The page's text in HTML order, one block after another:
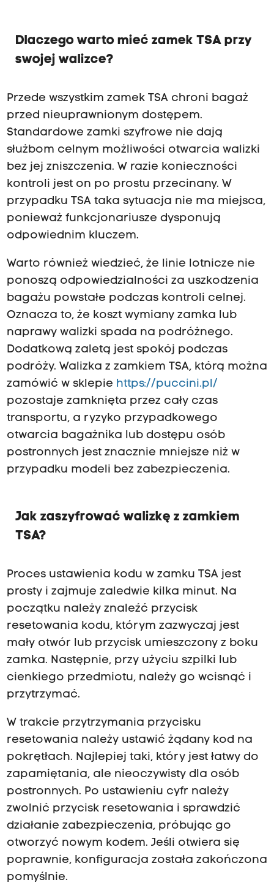
Dlaczego warto mieć zamek TSA przy
swojej walizce?
Przede wszystkim zamek TSA chroni bagaż
przed nieuprawnionym dostępem.
Standardowe zamki szyfrowe nie dają
służbom celnym możliwości otwarcia walizki
bez jej zniszczenia. W razie konieczności
kontroli jest on po prostu przecinany. W
przypadku TSA taka sytuacja nie ma miejsca,
ponieważ funkcjonariusze dysponują
odpowiednim kluczem.
Warto również wiedzieć, że linie lotnicze nie
ponoszą odpowiedzialności za uszkodzenia
bagażu powstałe podczas kontroli celnej.
Oznacza to, że koszt wymiany zamka lub
naprawy walizki spada na podróżnego.
Dodatkową zaletą jest spokój podczas
podróży. Walizka z zamkiem TSA, którą można
zamówić w sklepie https://puccini.pl/
pozostaje zamknięta przez cały czas
transportu, a ryzyko przypadkowego
otwarcia bagażnika lub dostępu osób
postronnych jest znacznie mniejsze niż w
przypadku modeli bez zabezpieczenia.
Jak zaszyfrować walizkę z zamkiem
TSA?
Proces ustawienia kodu w zamku TSA jest
prosty i zajmuje zaledwie kilka minut. Na
początku należy znaleźć przycisk
resetowania kodu, którym zazwyczaj jest
mały otwór lub przycisk umieszczony z boku
zamka. Następnie, przy użyciu szpilki lub
cienkiego przedmiotu, należy go wcisnąć i
przytrzymać.
W trakcie przytrzymania przycisku
resetowania należy ustawić żądany kod na
pokrętłach. Najlepiej taki, który jest łatwy do
zapamiętania, ale nieoczywisty dla osób
postronnych. Po ustawieniu cyfr należy
zwolnić przycisk resetowania i sprawdzić
działanie zabezpieczenia, próbując go
otworzyć nowym kodem. Jeśli otwiera się
poprawnie, konfiguracja została zakończona
pomyślnie.